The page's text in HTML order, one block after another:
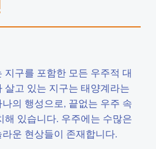
지구를 포함한 모든 우주적 대
살고 있는 지구는 태양계라는
의 행성으로, 끝없는 우주 속
해 있습니다. 우주에는 수많은
운 현상들이 존재합니다.